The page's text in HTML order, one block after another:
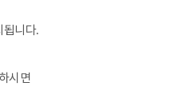
됩니다.
시면